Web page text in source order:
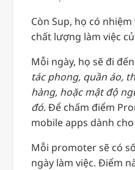
Còn Sup, họ có
chất lượng làm việc
Mỗi ngày, họ sẽ đi
tác phong, quần áo,
hàng, hoặc mật độ
đó. Để chấm điểm
mobile apps dành
Mỗi promoter sẽ có
ngày làm việc. Điểm